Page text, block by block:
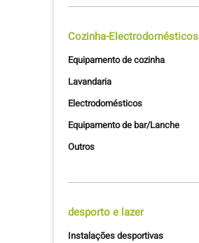
Cozinha-Electrodomésticos
Equipamento de cozinha
Lavandaria
Electrodomésticos
Equipamento de bar/Lanche
Outros
desporto e lazer
Instalações desportivas